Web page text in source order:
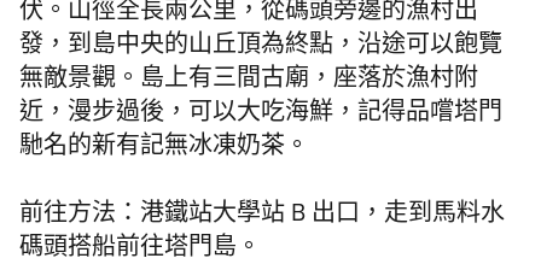
伏。山徑全長兩公里，從碼頭旁邊的漁村出
發，到島中央的山丘頂為終點，沿途可以飽覽
無敵景觀。島上有三間古廟，座落於漁村附
近，漫步過後，可以大吃海鮮，記得品嚐塔門
馳名的新有記無冰凍奶茶。
前往方法：港鐵站大學站 B 出口，走到馬料水
碼頭搭船前往塔門島。